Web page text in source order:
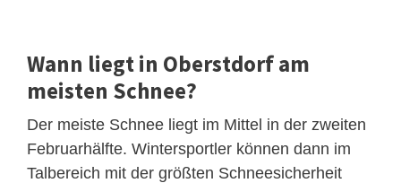
Wann liegt in Oberstdorf am
meisten Schnee?
Der meiste Schnee liegt im Mittel in der zweiten
Februarhälfte. Wintersportler können dann im
Talbereich mit der größten Schneesicherheit